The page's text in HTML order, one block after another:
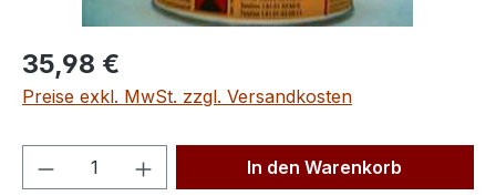
Regulärer Preis:
35,98 €
Preise exkl. MwSt. zzgl. Versandkosten
Produkt Anzahl: Gib denIn den Warenkorb